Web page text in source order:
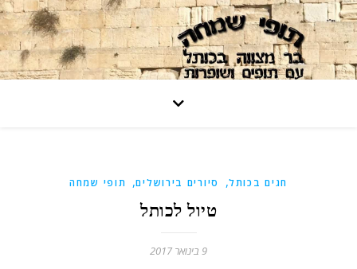
חגים בכותל, סיורים בירושלים, תופי שמחה
טיול לכותל
9 בינואר 2017